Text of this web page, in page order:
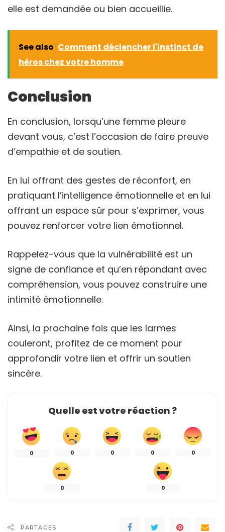
elle est demandée ou bien accueillie.
See also Comment déclencher l'instinct de
héros chez votre homme
Conclusion
En conclusion, lorsqu’une femme pleure
devant vous, c’est l’occasion de faire preuve
d’empathie et de soutien.
En lui offrant des gestes de réconfort, en
pratiquant l’intelligence émotionnelle et en lui
offrant un espace sûr pour s’exprimer, vous
pouvez renforcer votre lien émotionnel.
Rappelez-vous que la vulnérabilité est un
signe de confiance et qu’en répondant avec
compréhension, vous pouvez construire une
intimité émotionnelle.
Ainsi, la prochaine fois que les larmes
couleront, profitez de ce moment pour
approfondir votre lien et offrir un soutien
sincère.
Quelle est votre réaction ?
0 0 0 0 0
0 0
PARTAGES